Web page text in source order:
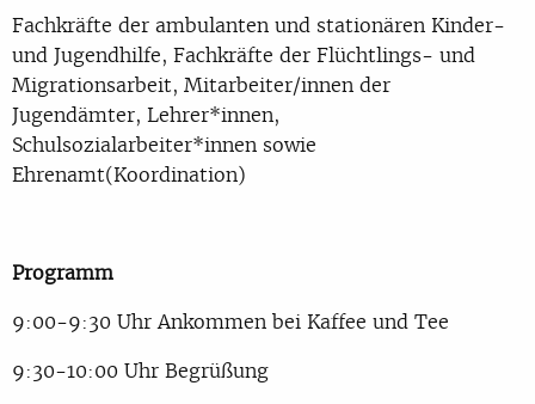
Fachkräfte der ambulanten und stationären Kinder-
und Jugendhilfe, Fachkräfte der Flüchtlings- und
Migrationsarbeit, Mitarbeiter/innen der
Jugendämter, Lehrer*innen,
Schulsozialarbeiter*innen sowie
Ehrenamt(Koordination)
Programm
9:00-9:30 Uhr Ankommen bei Kaffee und Tee
9:30-10:00 Uhr Begrüßung